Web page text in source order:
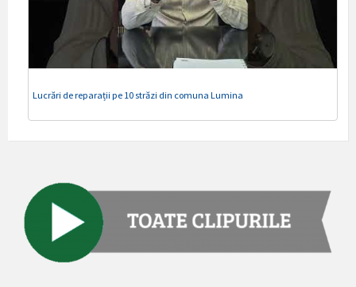
Lucrări de reparații pe 10 străzi din comuna Lumina